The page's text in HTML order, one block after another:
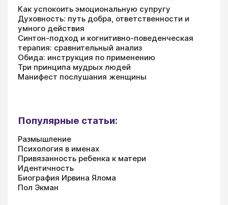
Как успокоить эмоциональную супругу
Духовность: путь добра, ответственности и
умного действия
Синтон-подход и когнитивно-поведенческая
терапия: сравнительный анализ
Обида: инструкция по применению
Три принципа мудрых людей
Манифест послушания женщины
Популярные статьи:
Размышление
Психология в именах
Привязанность ребенка к матери
Идентичность
Биография Ирвина Ялома
Пол Экман